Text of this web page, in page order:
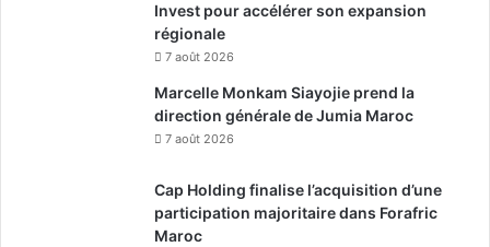
Invest pour accélérer son expansion
régionale
7 août 2026
Marcelle Monkam Siayojie prend la
direction générale de Jumia Maroc
7 août 2026
Cap Holding finalise l’acquisition d’une
participation majoritaire dans Forafric
Maroc